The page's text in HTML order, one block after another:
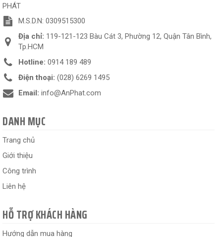
PHÁT
M.S.D.N: 0309515300
Địa chỉ: 119-121-123 Bàu Cát 3, Phường 12, Quận Tân Bình,
Tp.HCM
Hotline: 0914 189 489
Điện thoại: (028) 6269 1495
Email: info@AnPhat.com
DANH MỤC
Trang chủ
Giới thiệu
Công trình
Liên hệ
HỖ TRỢ KHÁCH HÀNG
Hướng dẫn mua hàng